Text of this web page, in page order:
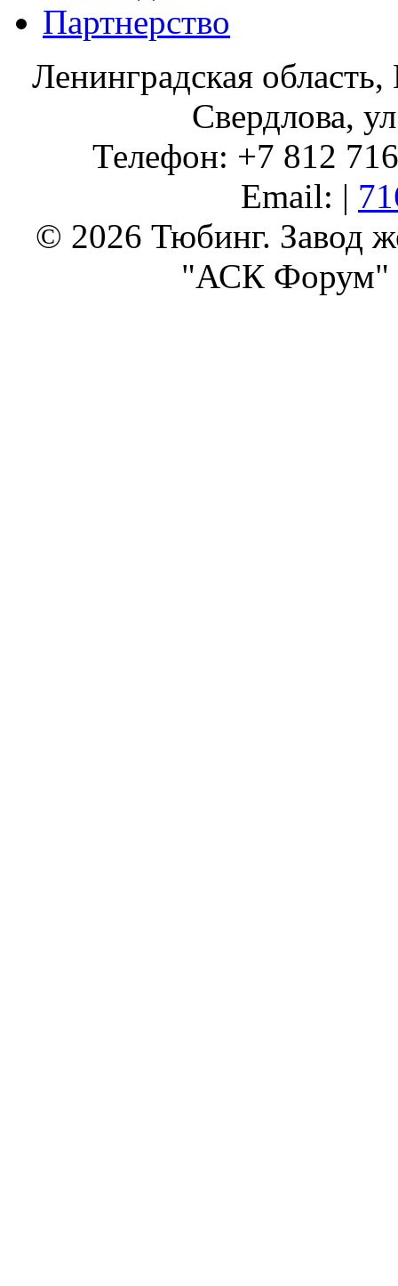
Партнерство
Ленинградская
Свердлова,
Телефон: +7 812
Email: |
© 2026 Тюбинг. Завод
"АСК Форум"